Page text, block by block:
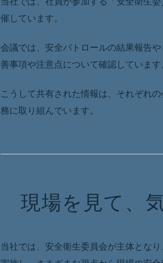
催しています。
会議では、安全パトロールの結果報告
善事項や注意点について確認しています
こうして共有された情報は、それぞれ
務に取り組んでいます。
現場を見て、
当社では、安全衛生委員会が主体とな